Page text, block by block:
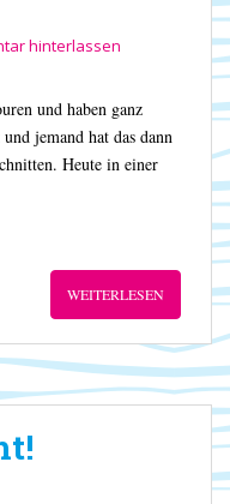
hinterlassen
und haben ganz
jemand hat das dann
Heute in einer
WEITERLESEN